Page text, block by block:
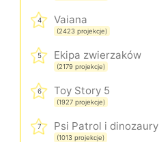
4 Vaiana
(2423 projekcje)
5 Ekipa zwierzaków
(2179 projekcje)
6 Toy Story 5
(1927 projekcje)
7 Psi Patrol i dinozaury
(1013 projekcje)